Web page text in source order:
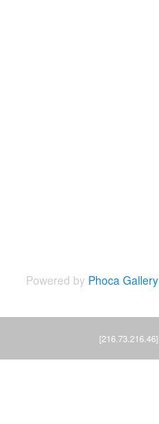
Powered by Phoca Gallery
[216.73.216.46]